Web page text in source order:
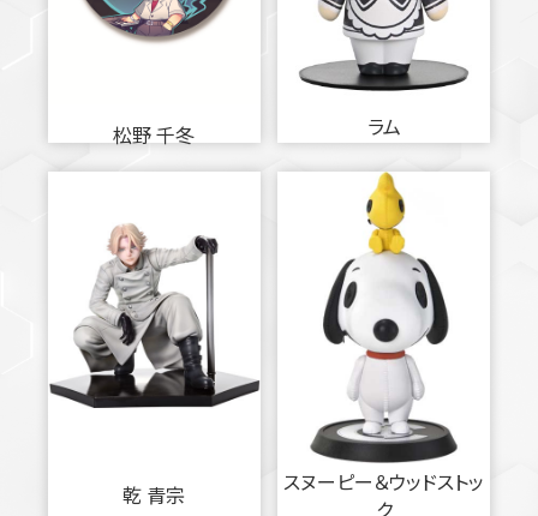
松野 千冬 ラム
乾 青宗
スヌーピー＆ウッドストッ
ク